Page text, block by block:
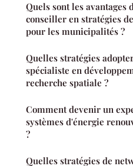
Quels sont les
conseiller en stratégies
pour les municipalités ?
Quelles stratégies
spécialiste en
recherche spatiale ?
Comment devenir un
systèmes d'énergie
?
Quelles stratégies de